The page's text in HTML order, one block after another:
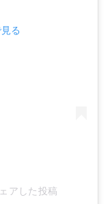
る
アした投稿